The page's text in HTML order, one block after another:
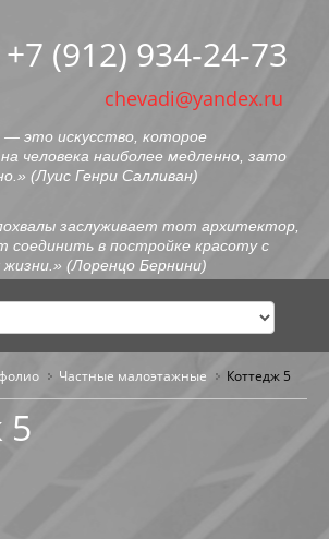
+7 (912) 934-24-73
chevadi@yandex.ru
это искусство, которое
человека наиболее медленно, зато
(Луис Генри Салливан)
заслуживает тот архитектор,
соединить в постройке красоту с
жизни.» (Лоренцо Бернини)
ГЛАВНАЯ
Частные малоэтажные Коттедж 5
5